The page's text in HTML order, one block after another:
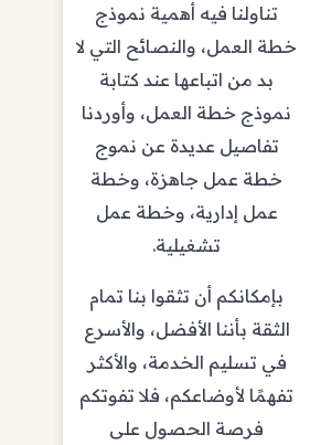
تناولنا فيه أهمية نموذج
خطة العمل، والنصائح التي لا
بد من اتباعها عند كتابة
نموذج خطة العمل، وأوردنا
تفاصيل عديدة عن نموج
خطة عمل جاهزة، وخطة
عمل إدارية، وخطة عمل
تشغيلية.
بإمكانكم أن تثقوا بنا تمام
الثقة بأننا الأفضل، والأسرع
في تسليم الخدمة، والأكثر
تفهمًا لأوضاعكم، فلا تفوتكم
فرصة الحصول على